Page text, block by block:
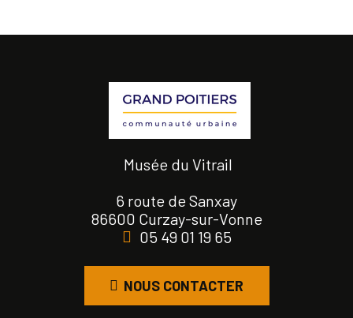
Musée du Vitrail
6 route de Sanxay
86600 Curzay-sur-Vonne
05 49 01 19 65
NOUS CONTACTER